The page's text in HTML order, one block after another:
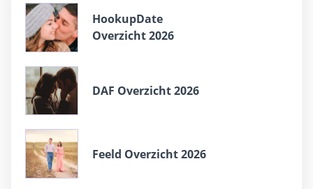
HookupDate
Overzicht 2026
DAF Overzicht 2026
Feeld Overzicht 2026